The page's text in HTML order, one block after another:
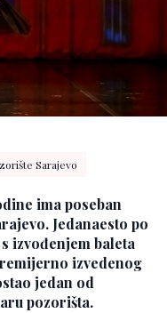
Sarajevo
ima poseban
Jedanaesto po
izvođenjem baleta
izvedenog
jedan od
pozorišta.